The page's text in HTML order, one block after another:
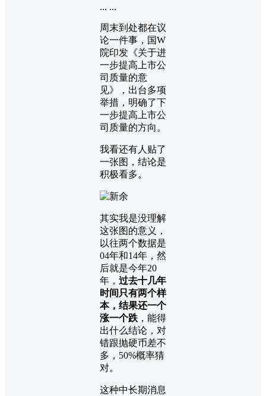
... ...
周末到处都在议
论一件事，国W
院印发《关于进
一步提高上市公
司质量的意
见》，出台多项
举措，明确了下
一步提高上市公
司质量的方向。
我看还有人贴了
一张图，结论是
积极看多。
其实我是没理解
这张图的意义，
以往两个数据是
04年和14年，然
后就是今年20
年， 过去十几年
时间只有两个样
本，结果还一个
涨一个跌 ，能得
出什么结论，对
错跟抛硬币差不
多，50%概率猜
对。
这种中长期消息